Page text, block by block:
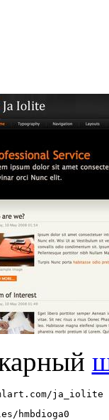
ja_iolite
hmbdioga0